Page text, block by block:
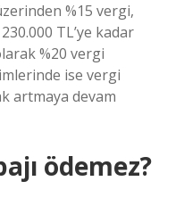
%15 vergi,
TL’ye kadar
%20 vergi
ise vergi
artmaya devam
ödemez?